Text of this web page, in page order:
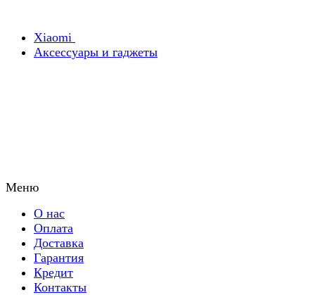
Xiaomi
Аксессуары и гаджеты
Меню
О нас
Оплата
Доставка
Гарантия
Кредит
Контакты